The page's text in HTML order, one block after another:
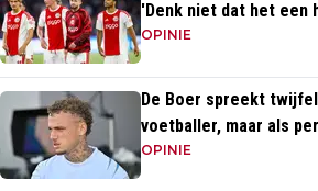
'Denk niet dat het een
is'
OPINIE
De Boer spreekt
voetballer, maar als
OPINIE